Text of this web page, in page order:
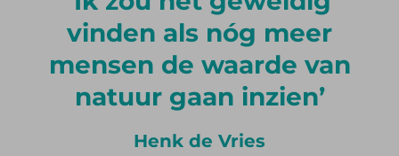
vinden als nóg meer
mensen de waarde van
natuur gaan inzien
Henk de Vries